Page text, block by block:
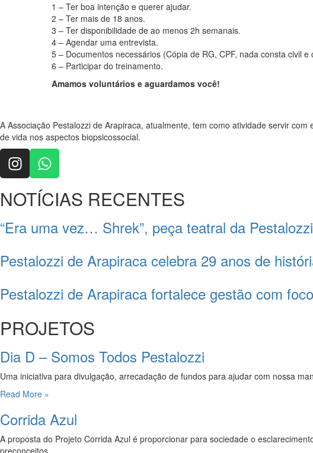
1 – Ter boa intenção e querer ajudar.
2 – Ter mais de 18 anos.
3 – Ter disponibilidade de ao menos 2h semanais.
4 – Agendar uma entrevista.
5 – Documentos necessários (Cópia de RG, CPF, nada consta civil
6 – Participar do treinamento.
Amamos voluntários e aguardamos você!
A Associação Pestalozzi de Arapiraca, atualmente, tem como atividade servir
de vida nos aspectos biopsicossocial.
NOTÍCIAS RECENTES
“Era uma vez… Shrek”, peça teatral da
Pestalozzi de Arapiraca celebra 29 anos de
Pestalozzi de Arapiraca fortalece gestão com
PROJETOS
Dia D – Somos Todos Pestalozzi
Uma iniciativa para divulgação, arrecadação de fundos para ajudar com nossa
Read More »
Corrida Azul
A proposta do Projeto Corrida Azul é proporcionar para sociedade o
preconceitos.